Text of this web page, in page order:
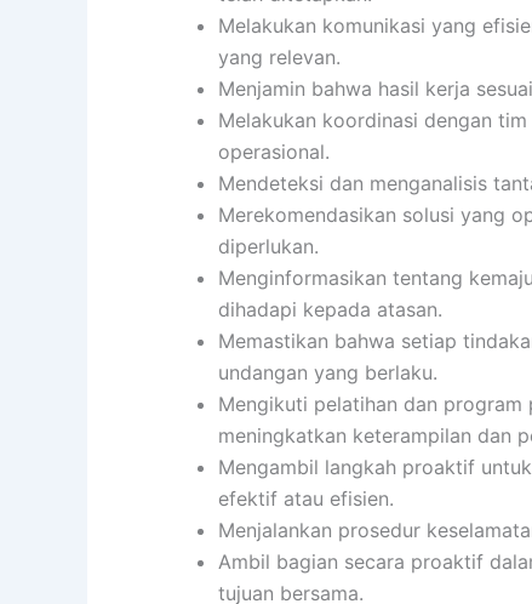
Melakukan komunikasi yang
yang relevan.
Menjamin bahwa hasil kerja
Melakukan koordinasi dengan
operasional.
Mendeteksi dan menganalisis
Merekomendasikan solusi yang
diperlukan.
Menginformasikan tentang
dihadapi kepada atasan.
Memastikan bahwa setiap
undangan yang berlaku.
Mengikuti pelatihan dan program
meningkatkan keterampilan dan
Mengambil langkah proaktif
efektif atau efisien.
Menjalankan prosedur
Ambil bagian secara proaktif
tujuan bersama.